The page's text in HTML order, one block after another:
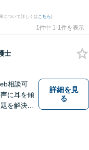
について詳しくは こちら)
1件中 1-1件を表示
士
相談可
に耳を傾
を解決す
詳細を見
る